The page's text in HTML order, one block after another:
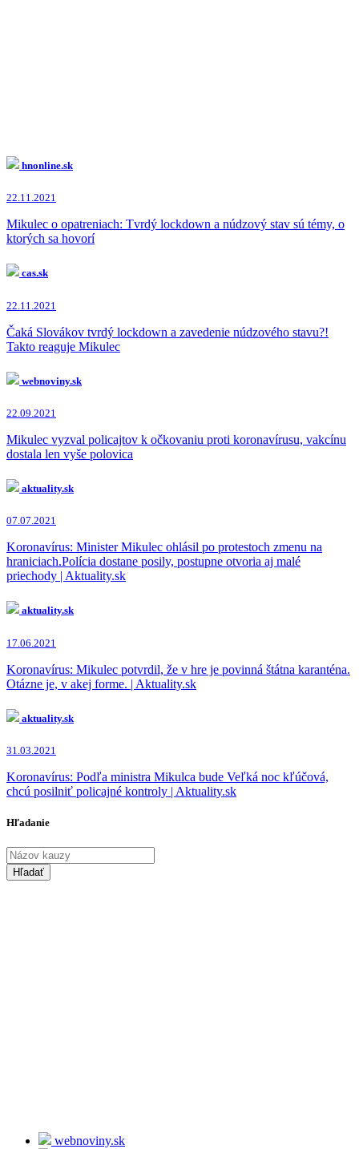
hnonline.sk
22.11.2021
Mikulec o opatreniach: Tvrdý lockdown a núdzový stav sú témy, o
ktorých sa hovorí
cas.sk
22.11.2021
Čaká Slovákov tvrdý lockdown a zavedenie núdzového stavu?!
Takto reaguje Mikulec
webnoviny.sk
22.09.2021
Mikulec vyzval policajtov k očkovaniu proti koronavírusu, vakcínu
dostala len vyše polovica
aktuality.sk
07.07.2021
Koronavírus: Minister Mikulec ohlásil po protestoch zmenu na
hraniciach.Polícia dostane posily, postupne otvoria aj malé
priechody | Aktuality.sk
aktuality.sk
17.06.2021
Koronavírus: Mikulec potvrdil, že v hre je povinná štátna karanténa.
Otázne je, v akej forme. | Aktuality.sk
aktuality.sk
31.03.2021
Koronavírus: Podľa ministra Mikulca bude Veľká noc kľúčová,
chcú posilniť policajné kontroly | Aktuality.sk
Hľadanie
webnoviny.sk